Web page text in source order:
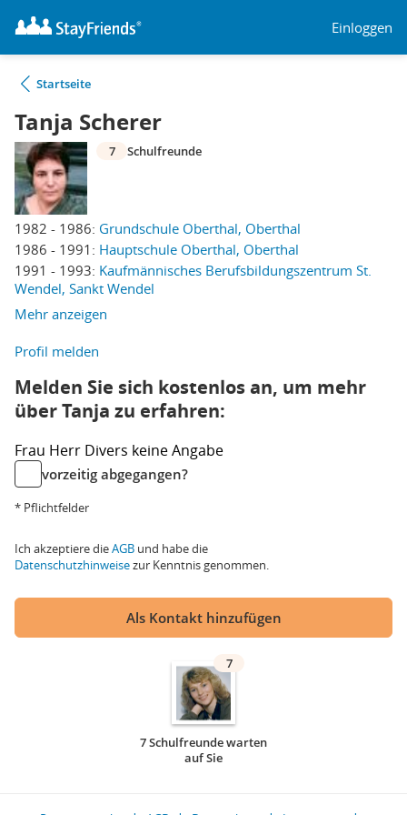
Einloggen
Startseite
Tanja Scherer
1982 - 1986: Grundschule Oberthal, Oberthal
1986 - 1991: Hauptschule Oberthal, Oberthal
1991 - 1993: Kaufmännisches Berufsbildungszentrum St.
Wendel, Sankt Wendel
Mehr anzeigen
7 Schulfreunde
Profil melden
Melden Sie sich kostenlos an, um mehr
über Tanja zu erfahren:
Frau Herr Divers keine Angabe
vorzeitig abgegangen?
* Pflichtfelder
Ich akzeptiere dieAGB und habe die
Datenschutzhinweisezur Kenntnis genommen.
Als Kontakt hinzufügen
7
7 Schulfreunde warten
auf Sie